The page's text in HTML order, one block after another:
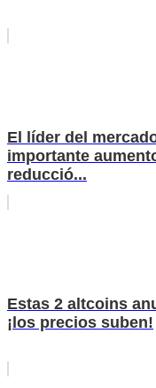
El líder del
importante
reducció...
Estas 2 altcoins
¡los precios suben!